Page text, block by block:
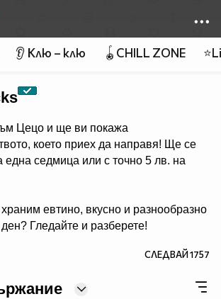
👂 Клю – клю 🪀CHILL ZONE
Цецо и ще ви покажа
което приех да направя! Ще се
една седмица или с точно 5 лв. на
евтино, вкусно и разнообразно
Гледайте и разберете!
СЛЕДВАЙ1757